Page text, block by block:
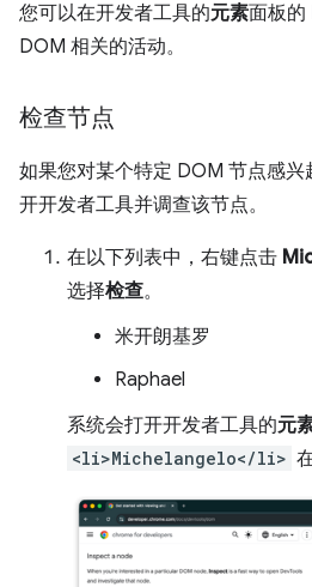
您可以在开发者工具的元素面板的
DOM 相关的活动。
检查节点
如果您对某个特定 DOM 节点感兴
开开发者工具并调查该节点。
在以下列表中，右键点击
选择检查。
米开朗基罗
Raphael
系统会打开开发者工具的元
<li>Michelangelo</li>